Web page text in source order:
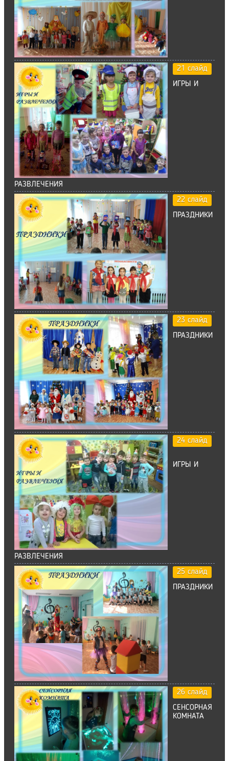
21 слайд
ИГРЫ И
РАЗВЛЕЧЕНИЯ
22 слайд
ПРАЗДНИКИ
23 слайд
ПРАЗДНИКИ
24 слайд
ИГРЫ И
РАЗВЛЕЧЕНИЯ
25 слайд
ПРАЗДНИКИ
26 слайд
СЕНСОРНАЯ
КОМНАТА